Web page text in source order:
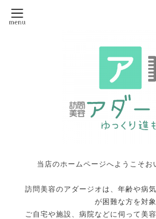
当店のホームページへようこそお
訪問美容のアダージオは、年齢や病
が困難な方を対象
ご自宅や施設、病院などに伺って美